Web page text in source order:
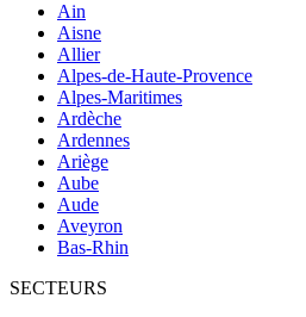
Ain
Aisne
Allier
Alpes-de-Haute-Provence
Alpes-Maritimes
Ardèche
Ardennes
Ariège
Aube
Aude
Aveyron
Bas-Rhin
SECTEURS